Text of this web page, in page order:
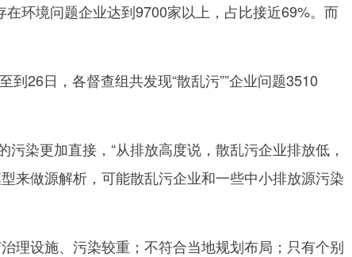
环境问题企业达到9700家以上，占比接近69%。而
26日，各督查组共发现“散乱污””企业问题3510
染更加直接，“从排放高度说，散乱污企业排放低，
来做源解析，可能散乱污企业和一些中小排放源污染
设施、污染较重；不符合当地规划布局；只有个别